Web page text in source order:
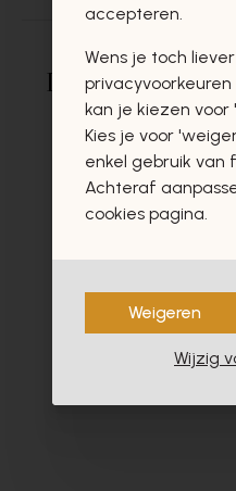
Deze
vast ook
- 40%
accepteren.
Wens je toch
kan je kiezen voor
Kies je voor
enkel gebruik van
Achteraf
cookies pagina.
Weigeren
Wijzig